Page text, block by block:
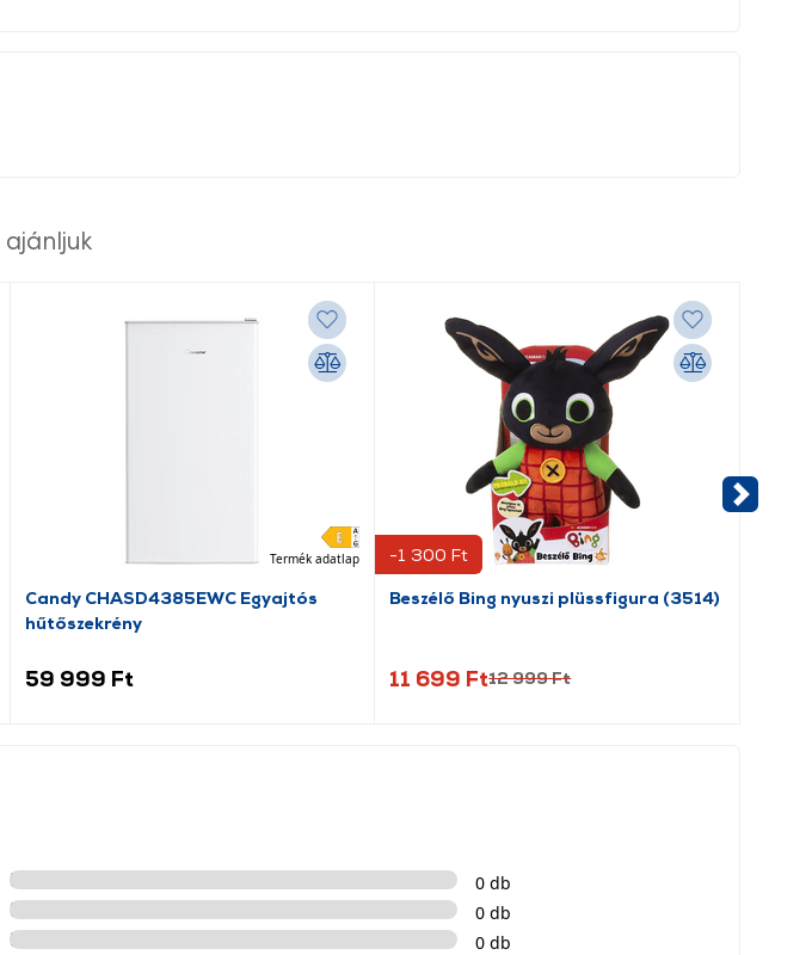
ajánljuk
Termék adatlap
Candy CHASD4385EWC Egyajtós
hűtőszekrény
59 999 Ft
-1 300 Ft
Beszélő Bing nyuszi plüssfigura (3514)
11 699 Ft12 999 Ft
0 db
0 db
0 db